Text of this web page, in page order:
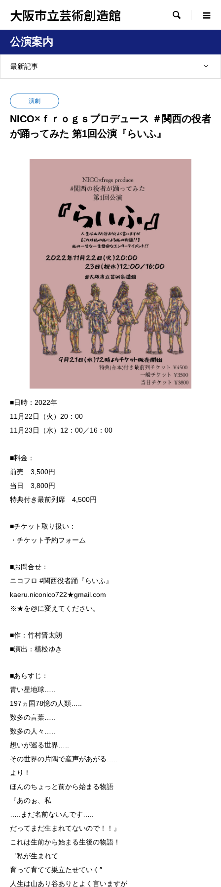
大阪市立芸術創造館 
公演案内
最新記事
演劇
NICO×ｆｒｏｇｓプロデュース ＃関西の役者
が踊ってみた 第1回公演『らいふ』
■日時：2022年
11月22日（火）20：00
11月23日（水）12：00／16：00
■料金：
前売 3,500円
当日 3,800円
特典付き最前列席 4,500円
■チケット取り扱い：
・チケット予約フォーム
■お問合せ：
ニコフロ #関西役者踊『らいふ』
kaeru.niconico722★gmail.com
※★を@に変えてください。
■作：竹村晋太朗
■演出：植松ゆき
■あらすじ：
青い星地球…..
197ヵ国78憶の人類…..
数多の言葉…..
数多の人々…..
想いが巡る世界…..
その世界の片隅で産声があがる…..
より！
ほんのちょっと前から始まる物語
『あのぉ、私
…..まだ名前ないんです…..
だってまだ生まれてないので！！』
これは生前から始まる生後の物語！
゛私が生まれて
育って育てて巣立たせていく″
人生は山あり谷ありとよく言いますが